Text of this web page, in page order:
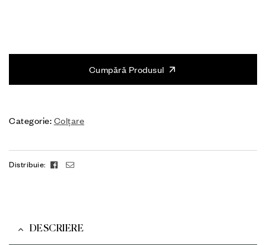
Cumpără Produsul
Categorie: Colțare
Distribuie: Facebook
Email
DESCRIERE